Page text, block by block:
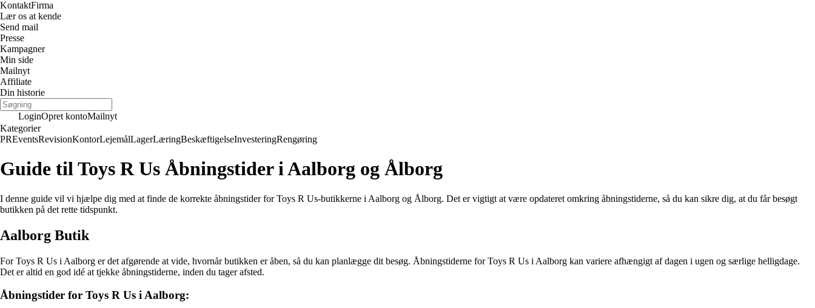
KontaktFirma
Lær os at kende
Send mail
Presse
Kampagner
Min side
Mailnyt
Affiliate
Din historie
LoginOpret kontoMailnyt
Kategorier
PREventsRevisionKontorLejemålLagerLæringBeskæftigelseInvesteringRengøring
Guide til Toys R Us Åbningstider i Aalborg og Ålborg
I denne guide vil vi hjælpe dig med at finde de korrekte åbningstider for Toys R Us-butikkerne i Aalborg og Ålborg. Det er vigtigt at være opdateret omkring åbningstiderne, så du kan sikre dig, at du får besøgt
butikken på det rette tidspunkt.
Aalborg Butik
For Toys R Us i Aalborg er det afgørende at vide, hvornår butikken er åben, så du kan planlægge dit besøg. Åbningstiderne for Toys R Us i Aalborg kan variere afhængigt af dagen i ugen og særlige helligdage.
Det er altid en god idé at tjekke åbningstiderne, inden du tager afsted.
Åbningstider for Toys R Us i Aalborg: